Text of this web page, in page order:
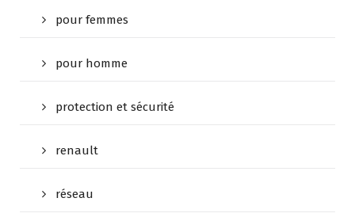
pour femmes
pour homme
protection et sécurité
renault
réseau